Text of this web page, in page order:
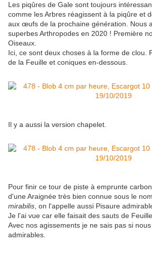
Les piqûres de Gale sont toujours
comme les Arbres réagissent à la piqûre et
aux œufs de la prochaine génération. Nous
superbes Arthropodes en 2020 ! Première
Oiseaux.
Ici, ce sont deux choses à la forme de clou.
de la Feuille et coniques en-dessous.
Il y a aussi la version chapelet.
Pour finir ce tour de piste à emprunte
d'une Araignée très bien connue sous le
mirabilis , on l'appelle aussi Pisaure
Je l'ai vue car elle faisait des sauts de
Avec nos agissements je ne sais pas si
admirables.